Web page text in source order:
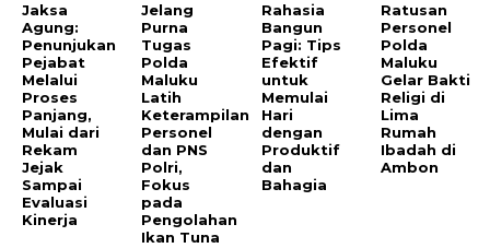
Jaksa
Agung:
Penunjukan
Pejabat
Melalui
Proses
Panjang,
Mulai dari
Rekam
Jejak
Sampai
Evaluasi
Kinerja
Jelang
Purna
Tugas
Polda
Maluku
Latih
Keterampilan
Personel
dan PNS
Polri,
Fokus
pada
Pengolahan
Ikan Tuna
Rahasia
Bangun
Pagi: Tips
Efektif
untuk
Memulai
Hari
dengan
Produktif
dan
Bahagia
Ratusan
Personel
Polda
Maluku
Gelar Bakti
Religi di
Lima
Rumah
Ibadah di
Ambon